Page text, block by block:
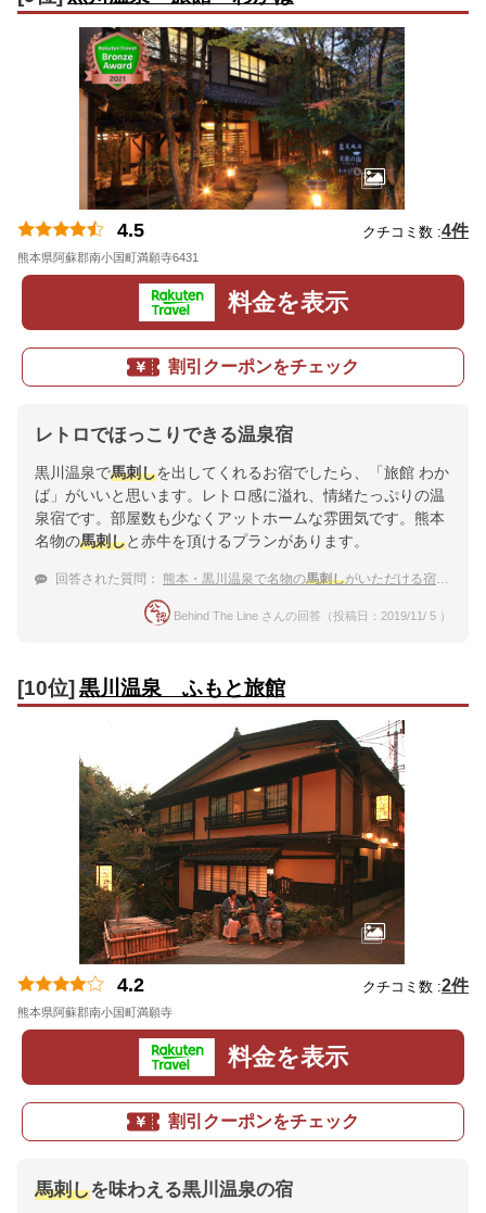
4.5 クチコミ数 :4件
熊本県阿蘇郡南小国町満願寺6431
料金を表示
割引クーポンをチェック
レトロでほっこりできる温泉宿
黒川温泉で馬刺しを出してくれるお宿でしたら、「旅館 わか
ば」がいいと思います。レトロ感に溢れ、情緒たっぷりの温
泉宿です。部屋数も少なくアットホームな雰囲気です。熊本
名物の馬刺しと赤牛を頂けるプランがあります。
回答された質問： 熊本・黒川温泉で名物の馬刺しがいただける宿とは？
Behind The Line さんの回答（投稿日：2019/11/ 5 ）
[10位] 黒川温泉 ふもと旅館
4.2 クチコミ数 :2件
熊本県阿蘇郡南小国町満願寺
料金を表示
割引クーポンをチェック
馬刺しを味わえる黒川温泉の宿